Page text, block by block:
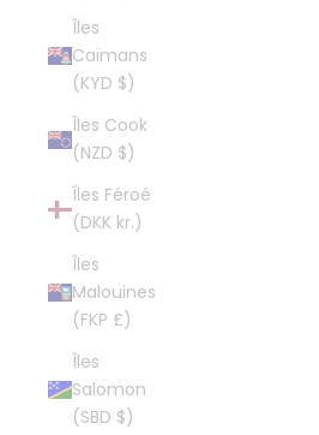
Îles
Caïmans
(KYD $)
Îles Cook
(NZD $)
Îles Féroé
(DKK kr.)
Îles
Malouines
(FKP £)
Îles
Salomon
(SBD $)